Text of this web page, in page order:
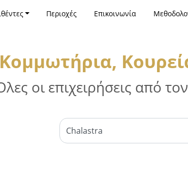
Περιοχές Επικοινωνία
Κομμωτήρια,
οι επιχειρήσεις από